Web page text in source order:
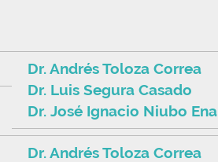
Dr. Andrés Toloza Correa
Dr. Luis Segura Casado
Dr. José Ignacio Niubo Ena
Dr. Andrés Toloza Correa